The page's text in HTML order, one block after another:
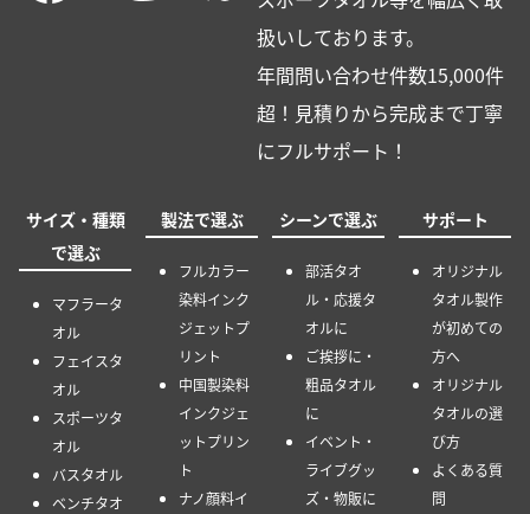
扱いしております。
年間問い合わせ件数15,000件
超！見積りから完成まで丁寧
にフルサポート！
サイズ・種類
で選ぶ
マフラータ
オル
フェイスタ
オル
スポーツタ
オル
バスタオル
ベンチタオ
製法で選ぶ
フルカラー
染料インク
ジェットプ
リント
中国製染料
インクジェ
ットプリン
ト
ナノ顔料イ
シーンで選ぶ
部活タオ
ル・応援タ
オルに
ご挨拶に・
粗品タオル
に
イベント・
ライブグッ
ズ・物販に
サポート
オリジナル
タオル製作
が初めての
方へ
オリジナル
タオルの選
び方
よくある質
問